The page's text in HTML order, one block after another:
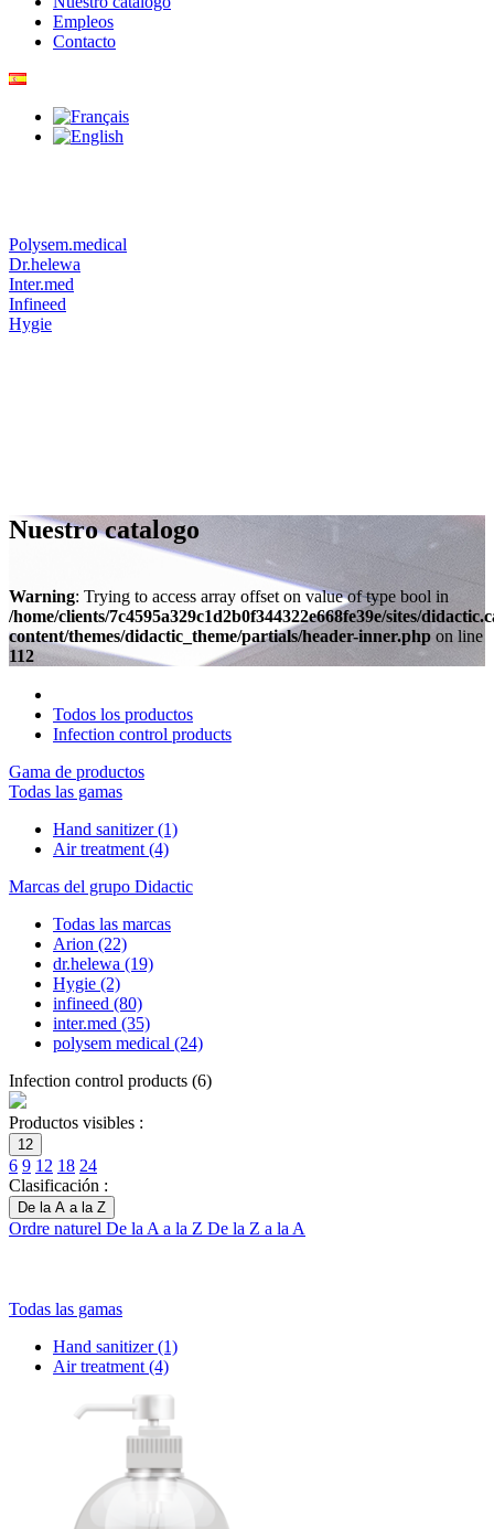
Empleos
Contacto
Polysem.medical
Dr.helewa
Inter.med
Infineed
Hygie
Nuestro catalogo
Warning: Trying to access array offset on value of type bool in
/home/clients/7c4595a329c1d2b0f344322e668fe39e/sites/
content/themes/didactic_theme/partials/header-inner.php on line
112
Todos los productos
Infection control products
Gama de productos
Todas las gamas
Hand sanitizer(1)
Air treatment (4)
Marcas del grupo Didactic
Todas las marcas
Arion (22)
dr.helewa (19)
Hygie (2)
infineed (80)
inter.med (35)
polysem medical (24)
Infection control products (6)
Productos visibles :
12
6 9 12 18 24
Clasificación :
De la A a la Z
Ordre naturel De la A a la Z De la Z a la A
Todas las gamas
Hand sanitizer(1)
Air treatment (4)